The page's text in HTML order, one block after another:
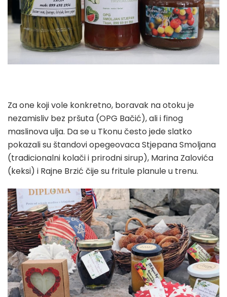
Za one koji vole konkretno, boravak na otoku je
nezamisliv bez pršuta (OPG Bačić), ali i finog
maslinova ulja. Da se u Tkonu često jede slatko
pokazali su štandovi opegeovaca Stjepana Smoljana
(tradicionalni kolači i prirodni sirup), Marina Zalovića
(keksi) i Rajne Brzić čije su fritule planule u trenu.